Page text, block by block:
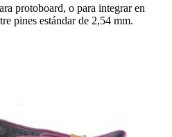
protoboard, o para integrar en
pines estándar de 2,54 mm.